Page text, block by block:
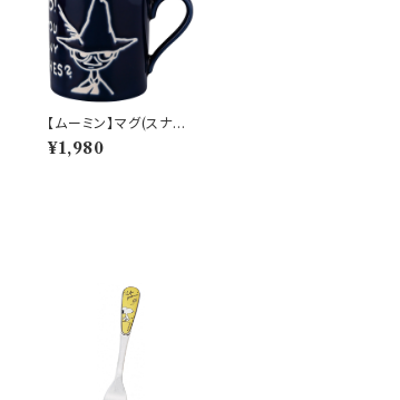
【ムーミン】マグ(スナフ
キン）【MM9000】M
M9003-11
¥1,980